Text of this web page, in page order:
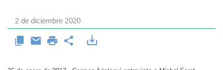
2 de diciembre 2020